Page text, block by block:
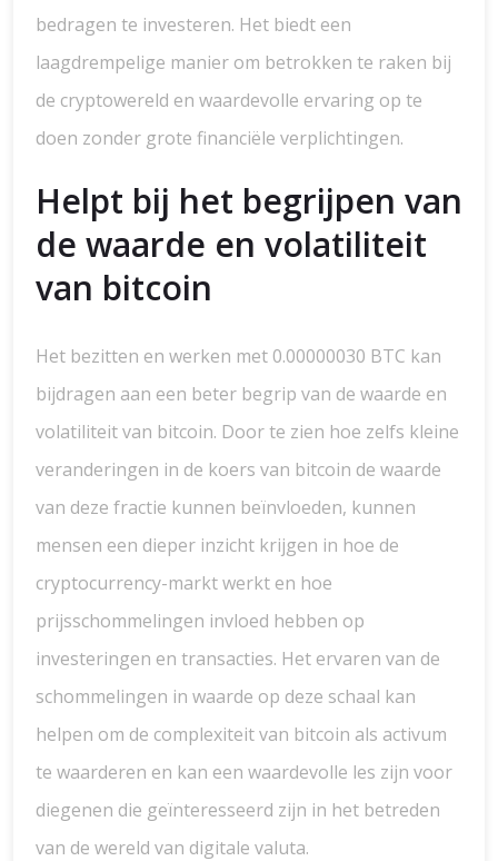
bedragen te investeren. Het biedt een
laagdrempelige manier om betrokken te raken bij
de cryptowereld en waardevolle ervaring op te
doen zonder grote financiële verplichtingen.
Helpt bij het begrijpen van
de waarde en volatiliteit
van bitcoin
Het bezitten en werken met 0.00000030 BTC kan
bijdragen aan een beter begrip van de waarde en
volatiliteit van bitcoin. Door te zien hoe zelfs kleine
veranderingen in de koers van bitcoin de waarde
van deze fractie kunnen beïnvloeden, kunnen
mensen een dieper inzicht krijgen in hoe de
cryptocurrency-markt werkt en hoe
prijsschommelingen invloed hebben op
investeringen en transacties. Het ervaren van de
schommelingen in waarde op deze schaal kan
helpen om de complexiteit van bitcoin als activum
te waarderen en kan een waardevolle les zijn voor
diegenen die geïnteresseerd zijn in het betreden
van de wereld van digitale valuta.